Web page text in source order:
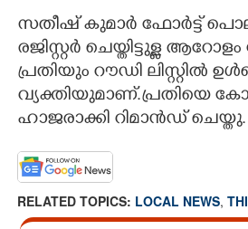
സതീഷ് കുമാർ ഫോർട്ട്
രജിസ്റ്റർ ചെയ്തിട്ടുള്ള
പ്രതിയും റൗഡി ലിസ്റ്റിൽ
വ്യക്തിയുമാണ്.പ്രതിയെ
ഹാജരാക്കി റിമാൻഡ് ചെയ്തു.
RELATED TOPICS: LOCAL NEWS,